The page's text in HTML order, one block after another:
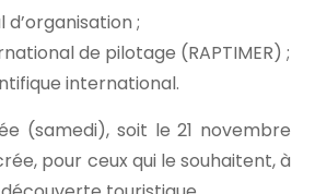
;
de pilotage (RAPTIMER) ;
international.
(samedi), soit le 21 novembre
pour ceux qui le souhaitent, à